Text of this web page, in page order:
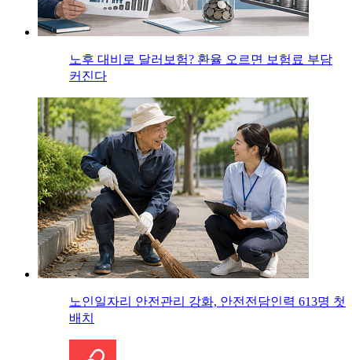
노후 대비로 달러보험? 환율 오르면 보험료 부담
커진다
노인일자리 안전관리 강화, 안전전담인력 613명 첫
배치